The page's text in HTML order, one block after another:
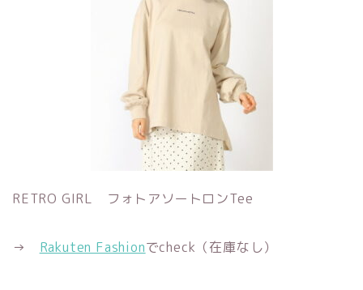
RETRO GIRL フォトアソートロンTee
→ Rakuten Fashionでcheck（在庫なし）